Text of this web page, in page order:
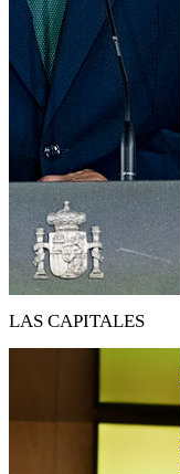
LAS CAPITALES